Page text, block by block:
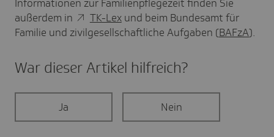
Informationen zur Familienpflegezeit finden Sie
außerdem in
TK-Lexund beim Bundesamt für
Familie und zivilgesellschaftliche Aufgaben (BAFzA).
War dieser Artikel hilf­reich?
Ja Nein